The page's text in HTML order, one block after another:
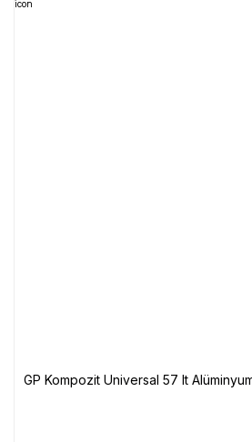
GP Kompozit Universal 57 lt